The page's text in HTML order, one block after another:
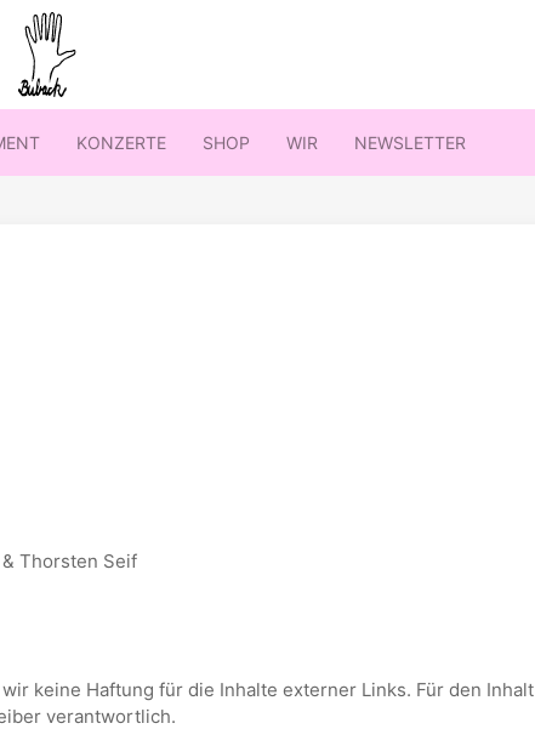
KONZERTE SHOP WIR NEWSLETTER
Thorsten Seif
keine Haftung für die Inhalte externer Links. Für den Inhalt
verantwortlich.